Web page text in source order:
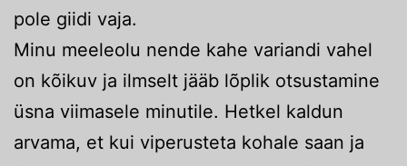
pole giidi vaja.
Minu meeleolu nende kahe variandi vahel
on kõikuv ja ilmselt jääb lõplik otsustamine
üsna viimasele minutile. Hetkel kaldun
arvama, et kui viperusteta kohale saan ja